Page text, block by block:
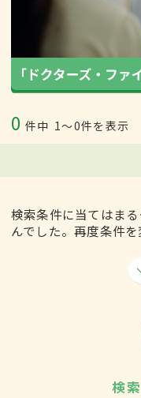
0 件中 1〜0件を表示
検索条件に当てはま
んでした。再度条件
検